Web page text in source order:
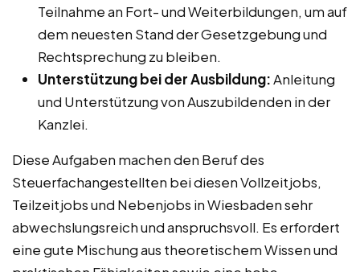
Teilnahme an Fort- und Weiterbildungen, um auf
dem neuesten Stand der Gesetzgebung und
Rechtsprechung zu bleiben.
Unterstützung bei der Ausbildung:Anleitung
und Unterstützung von Auszubildenden in der
Kanzlei.
Diese Aufgaben machen den Beruf des
Steuerfachangestellten bei diesen Vollzeitjobs,
Teilzeitjobs und Nebenjobs in Wiesbaden sehr
abwechslungsreich und anspruchsvoll. Es erfordert
eine gute Mischung aus theoretischem Wissen und